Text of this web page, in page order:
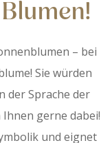
– bei
Sie würden
der Sprache der
gerne dabei!
und eignet